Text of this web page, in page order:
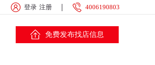
登录 注册 4006190803
免费发布找店信息